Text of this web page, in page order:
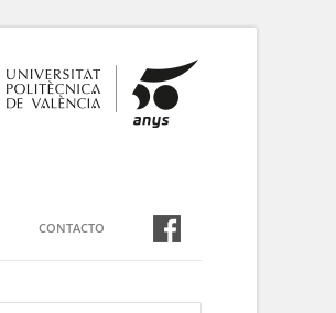
CONTACTO